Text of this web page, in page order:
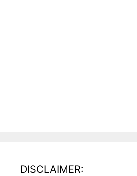
DISCLAIMER: